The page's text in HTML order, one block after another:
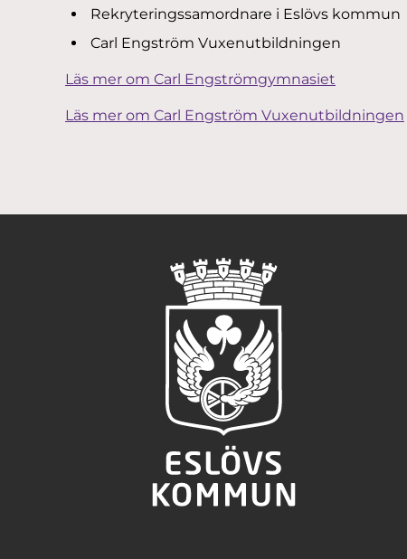
Rekryteringssamordnare i Eslövs kommun
Carl Engström Vuxenutbildningen
Läs mer om Carl Engströmgymnasiet
Läs mer om Carl Engström Vuxenutbildningen